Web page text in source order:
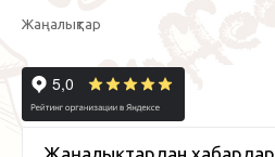
Жаңалықтар
Жаңалықтардан хабардар